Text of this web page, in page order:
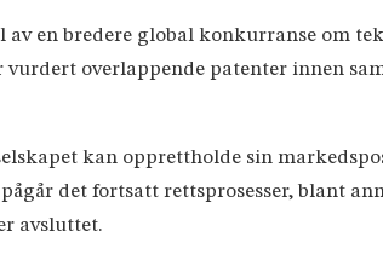
en bredere global konkurranse om
overlappende patenter innen
kan opprettholde sin
det fortsatt rettsprosesser, blant
avsluttet.